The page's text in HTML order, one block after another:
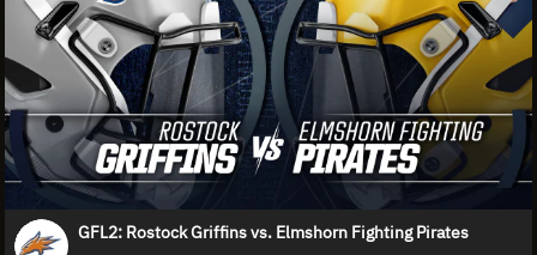
GFL2: Rostock Griffins vs. Elmshorn Fighting Pirates